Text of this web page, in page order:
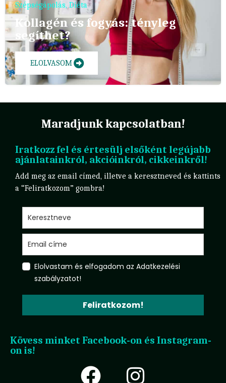
Szépségápolás, Diéta
Kollagén és fogyás: tényleg
segíthet?
ELOLVASOM
Maradjunk kapcsolatban!
Iratkozz fel és értesülj elsőként legújabb
ajánlatainkról, akcióinkról, cikkeinkről!
Add meg az email címed, illetve a keresztneved és kattints
a “Feliratkozom” gombra!
Elolvastam és elfogadom az Adatkezelési
szabályzatot!
Feliratkozom!
Kövess minket Facebook-on és Instagram-
on is!